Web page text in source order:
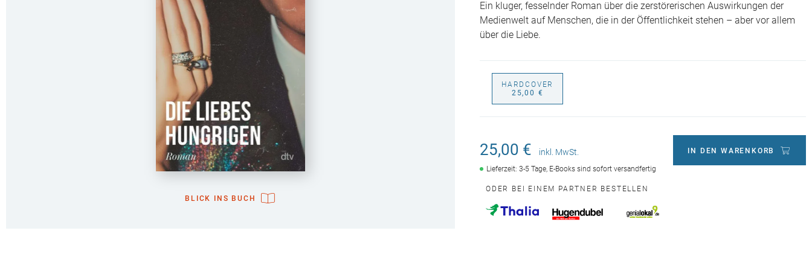
BLICK INS BUCH
Ein kluger, fesselnder Roman über die zerstörerischen Auswirkungen der
Medienwelt auf Menschen, die in der Öffentlichkeit stehen – aber vor allem
über die Liebe.
HARDCOVER
25,00 €
25,00 € inkl. MwSt.
Lieferzeit: 3-5 Tage, E-Books sind sofort versandfertig
IN DEN WARENKORB
ODER BEI EINEM PARTNER BESTELLEN